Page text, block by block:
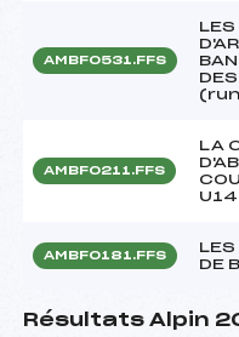
AMBF0531.FFS
LES
AMBF0211.FFS
LA
U14
AMBF0181.FFS
LES
DE
Résultats Alpin